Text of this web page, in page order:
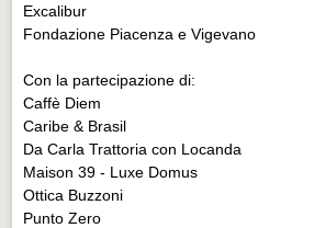
Excalibur
Fondazione Piacenza e Vigevano
Con la partecipazione di:
Caffè Diem
Caribe & Brasil
Da Carla Trattoria con Locanda
Maison 39 - Luxe Domus
Ottica Buzzoni
Punto Zero